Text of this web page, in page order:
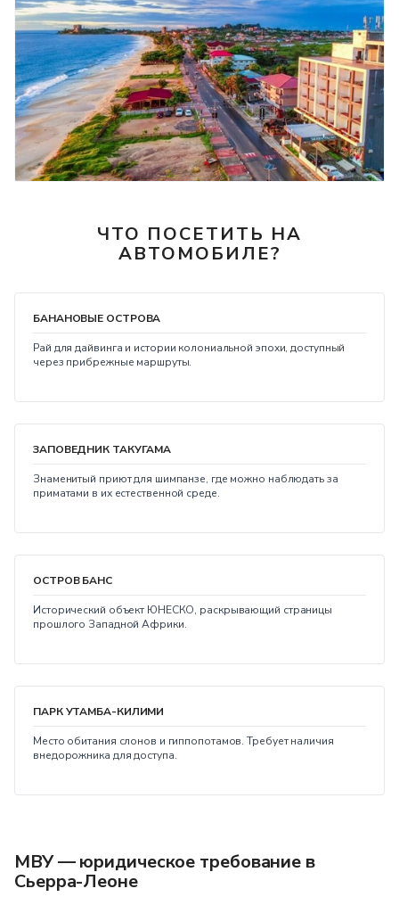
ЧТО ПОСЕТИТЬ НА
АВТОМОБИЛЕ?
БАНАНОВЫЕ ОСТРОВА
Рай для дайвинга и истории колониальной эпохи, доступный
через прибрежные маршруты.
ЗАПОВЕДНИК ТАКУГАМА
Знаменитый приют для шимпанзе, где можно наблюдать за
приматами в их естественной среде.
ОСТРОВ БАНС
Исторический объект ЮНЕСКО, раскрывающий страницы
прошлого Западной Африки.
ПАРК УТАМБА-КИЛИМИ
Место обитания слонов и гиппопотамов. Требует наличия
внедорожника для доступа.
МВУ — юридическое требование в
Сьерра-Леоне